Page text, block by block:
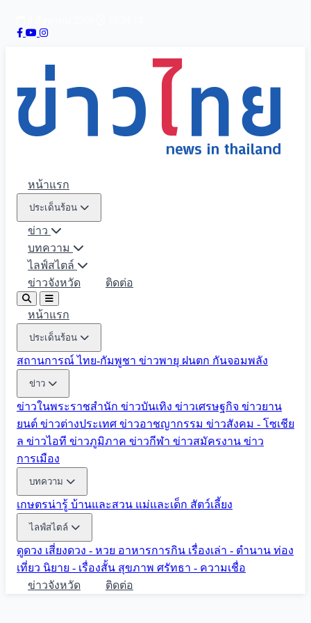
หน้าแรก
ประเด็นร้อน
ข่าว
บทความ
ไลฟ์สไตล์
ข่าวจังหวัด
ติดต่อ
หน้าแรก
ประเด็นร้อน
สถานการณ์ ไทย-กัมพูชา ข่าวพายุ ฝนตก กันจอมพลัง
ข่าว
ข่าวในพระราชสำนัก ข่าวบันเทิง ข่าวเศรษฐกิจ ข่าวยาน
ยนต์ ข่าวต่างประเทศ ข่าวอาชญากรรม ข่าวสังคม - โซเชีย
ล ข่าวไอที ข่าวภูมิภาค ข่าวกีฬา ข่าวสมัครงาน ข่าว
การเมือง
บทความ
เกษตรน่ารู้ บ้านและสวน แม่และเด็ก สัตว์เลี้ยง
ไลฟ์สไตล์
ดูดวง เสี่ยงดวง - หวย อาหารการกิน เรื่องเล่า - ตำนาน ท่อง
เที่ยว นิยาย - เรื่องสั้น สุขภาพ ศรัทธา - ความเชื่อ
ข่าวจังหวัด
ติดต่อ